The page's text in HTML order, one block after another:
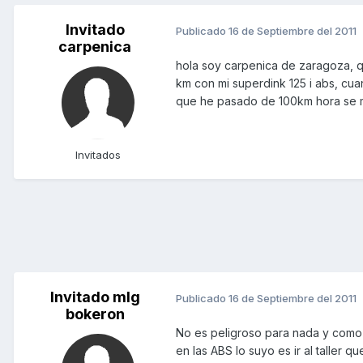
Invitado
carpenica
Invitados
Publicado 16 de Septiembre del 2011
hola soy carpenica de zaragoza,
km con mi superdink 125 i abs,
que he pasado de 100km hora se
Invitado mlg
bokeron
Publicado 16 de Septiembre del 2011
No es peligroso para nada y
en las ABS lo suyo es ir al taller